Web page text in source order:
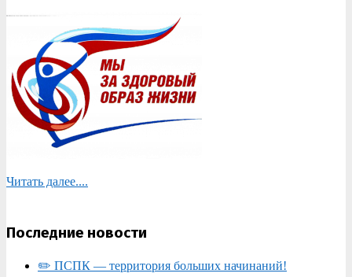
Читать далее....
Последние новости
✏️ ПСПК — территория больших начинаний!